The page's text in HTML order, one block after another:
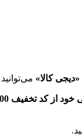
«ديجی کالا»